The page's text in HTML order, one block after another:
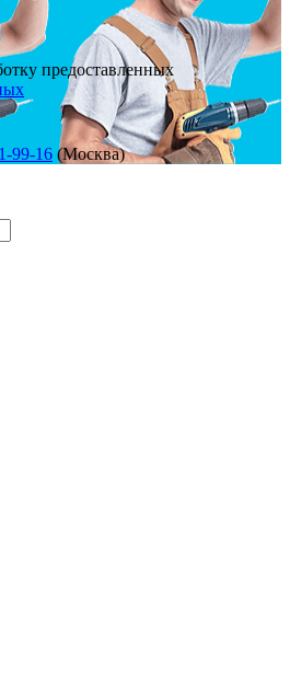
предоставленных
99-16 (Москва)